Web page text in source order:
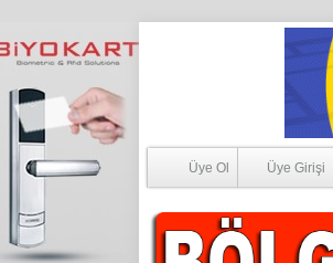
Üye Ol Üye Girişi